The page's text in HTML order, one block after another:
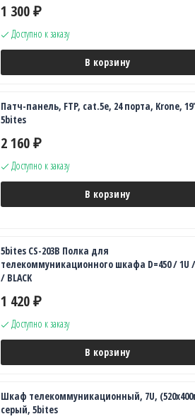
1 300 ₽
Доступно к заказу
В корзину
Патч-панель, FTP, cat.5e, 24 порта, Krone,
5bites
2 160 ₽
Доступно к заказу
В корзину
5bites CS-203B Полка для
телекоммуникационного шкафа D=450 / 1U
/ BLACK
1 420 ₽
Доступно к заказу
В корзину
Шкаф телекоммуникационный, 7U,
серый, 5bites